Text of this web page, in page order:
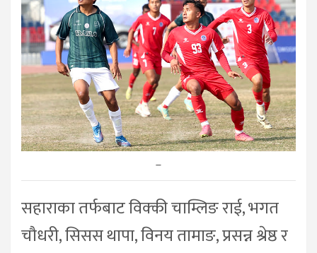
–
सहाराका तर्फबाट विक्की चाम्लिङ राई, भगत
चौधरी, सिसस थापा, विनय तामाङ, प्रसन्न श्रेष्ठ र